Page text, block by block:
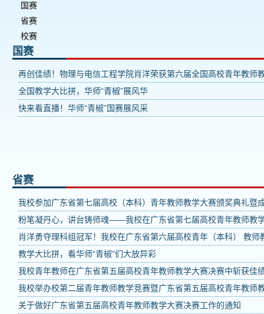
国赛
省赛
校赛
国赛
再创佳绩！物理与电信工程学院肖洋荣获第六届全国高校青年教师
​全国教学大比拼，华师“青椒”展风华
快来看直播！华师“青椒”国赛展风采
省赛
我校参加广东省第七届高校（本科）青年教师教学大赛颁奖典礼暨
粉笔凝丹心，讲台铸师魂——我校在广东省第七届高校青年教师教
肖洋勇夺理科组冠军！我校在广东省第六届高校青年（本科） 教师
教学大比拼，看华师“青椒”们大放异彩
我校青年教师在广东省第五届高校青年教师教学大赛决赛中斩获佳
我校举办校第二届青年教师教学竞赛暨广东省第五届高校青年教师
关于做好广东省第五届高校青年教师教学大赛决赛工作的通知